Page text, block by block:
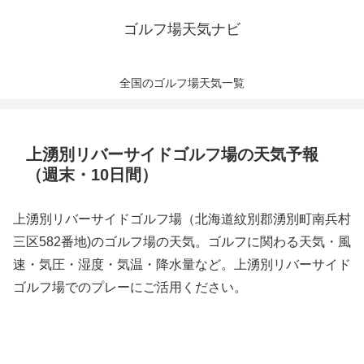
ゴルフ場天気ナビ
全国のゴルフ場天気一覧
上湧別リバーサイドゴルフ場の天気予報
（週末・10日間）
上湧別リバーサイドゴルフ場（北海道紋別郡湧別町南兵村
三区582番地)のゴルフ場の天気。ゴルフに関わる天気・風
速・気圧・湿度・気温・降水量など。上湧別リバーサイド
ゴルフ場でのプレーにご活用ください。